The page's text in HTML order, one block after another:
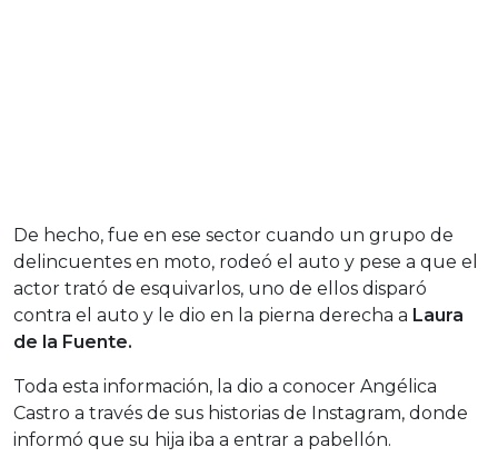
De hecho, fue en ese sector cuando un grupo de
delincuentes en moto, rodeó el auto y pese a que el
actor trató de esquivarlos, uno de ellos disparó
contra el auto y le dio en la pierna derecha a Laura
de la Fuente.
Toda esta información, la dio a conocer Angélica
Castro a través de sus historias de Instagram, donde
informó que su hija iba a entrar a pabellón.